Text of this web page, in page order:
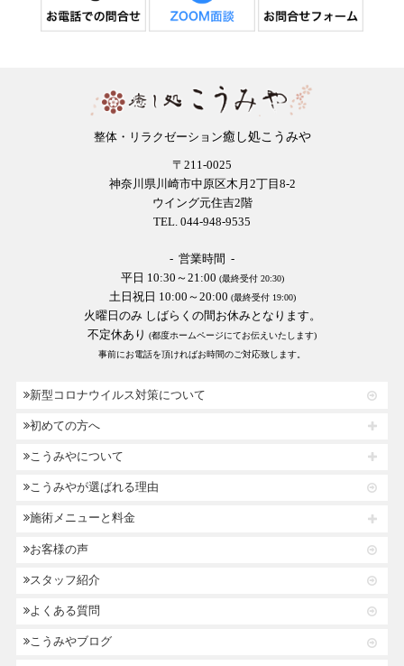
整体・リラクゼーション癒し処こうみや
〒211-0025
神奈川県川崎市中原区木月2丁目8-2
ウイング元住吉2階
TEL. 044-948-9535
- 営業時間 -
平日 10:30～21:00 (最終受付 20:30)
土日祝日 10:00～20:00 (最終受付 19:00)
火曜日のみ しばらくの間お休みとなります。
不定休あり (都度ホームページにてお伝えいたします)
事前にお電話を頂ければお時間のご対応致します。
新型コロナウイルス対策について
初めての方へ
こうみやについて
こうみやが選ばれる理由
施術メニューと料金
お客様の声
スタッフ紹介
よくある質問
こうみやブログ